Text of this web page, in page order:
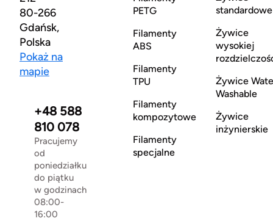
80-266
Gdańsk,
Polska
Pokaż na
mapie
+48 588
810 078
Pracujemy
od
poniedziałku
do piątku
w godzinach
08:00-
16:00
PETG
Filamenty
ABS
Filamenty
TPU
Filamenty
kompozytowe
Filamenty
specjalne
standardowe
Żywice
wysokiej
Żywice
Washable
Żywice
inżynierskie